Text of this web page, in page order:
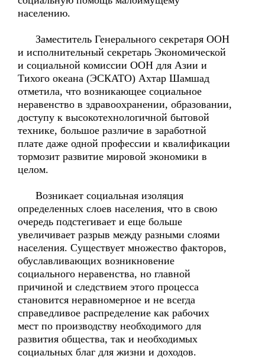
населению.
Заместитель Генерального секретаря ООН
и исполнительный секретарь Экономической
и социальной комиссии ООН для Азии и
Тихого океана (ЭСКАТО) Ахтар Шамшад
отметила, что возникающее социальное
неравенство в здравоохранении, образовании,
доступу к высокотехнологичной бытовой
технике, большое различие в заработной
плате даже одной профессии и квалификации
тормозит развитие мировой экономики в
целом.
Возникает социальная изоляция
определенных слоев населения, что в свою
очередь подстегивает и еще больше
увеличивает разрыв между разными слоями
населения. Существует множество факторов,
обуславливающих возникновение
социального неравенства, но главной
причиной и следствием этого процесса
становится неравномерное и не всегда
справедливое распределение как рабочих
мест по производству необходимого для
развития общества, так и необходимых
социальных благ для жизни и доходов.